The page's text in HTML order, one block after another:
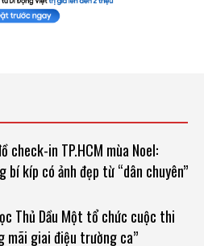
check-in TP.HCM mùa Noel:
bí kíp có ảnh đẹp từ “dân chuyên”
Thủ Dầu Một tổ chức cuộc thi
mãi giai điệu trường ca”